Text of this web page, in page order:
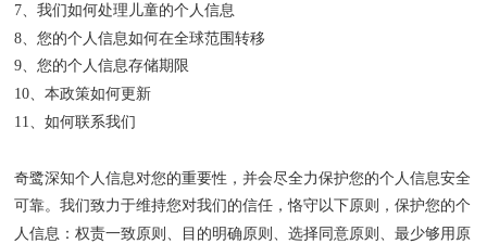
7、我们如何处理儿童的个人信息
8、您的个人信息如何在全球范围转移
9、您的个人信息存储期限
10、本政策如何更新
11、如何联系我们
奇鹭深知个人信息对您的重要性，并会尽全力保护您的个人信息安全
可靠。我们致力于维持您对我们的信任，恪守以下原则，保护您的个
人信息：权责一致原则、目的明确原则、选择同意原则、最少够用原